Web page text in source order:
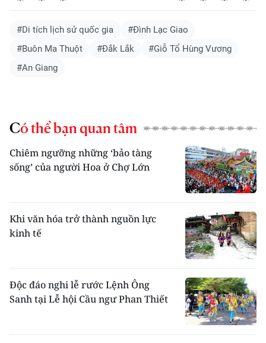
#Di tích lịch sử quốc gia
#Đình Lạc Giao
#Buôn Ma Thuột
#Đắk Lắk
#Giỗ Tổ Hùng Vương
#An Giang
Có thể bạn quan tâm
Chiêm ngưỡng những ‘bảo tàng
sống’ của người Hoa ở Chợ Lớn
Khi văn hóa trở thành nguồn lực
kinh tế
Độc đáo nghi lễ rước Lệnh Ông
Sanh tại Lễ hội Cầu ngư Phan Thiết